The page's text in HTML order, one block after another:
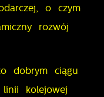
o czym
rozwój
dobrym ciągu
linii kolejowej
treści.
zapewnić Ci
naszej
zgody na
cookies